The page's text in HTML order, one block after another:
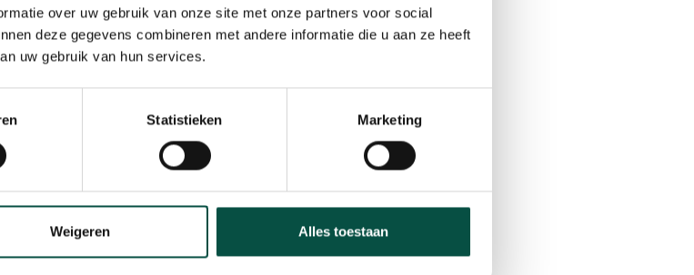
over uw gebruik van onze site met onze partners voor social
deze gegevens combineren met andere informatie die u aan ze heeft
uw gebruik van hun services.
Statistieken Marketing
Weigeren Alles toestaan
te maken over SunnyTent. Dit is een transparante tent, die
zwembad, dat was geplaatst op het grasveld in het centrum
16 kinderen die een VIP Meet & Greet arrangement hadden
andere stunts in het water maken, waarna ze ruim de tijd
was content na afloop van het event: ‘De jeugd heeft